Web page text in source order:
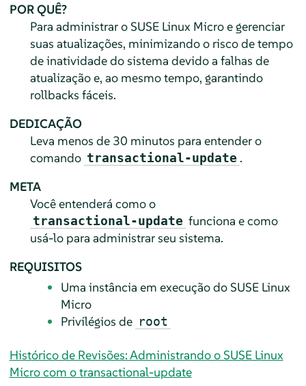
POR QUÊ?
Para administrar o SUSE Linux Microe gerenciar
suas atualizações, minimizando o risco de tempo
de inatividade do sistema devido a falhas de
atualização e, ao mesmo tempo, garantindo
rollbacks fáceis.
DEDICAÇÃO
Leva menos de 30 minutos para entender o
comando transactional-update .
META
Você entenderá como o
transactional-update funciona e como
usá-lo para administrar seu sistema.
REQUISITOS
Uma instância em execução do SUSE Linux
Micro
Privilégios de root
Histórico de Revisões: Administrando o SUSE Linux
Micro com o transactional-update